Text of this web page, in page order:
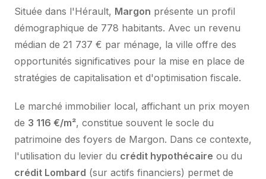
Située dans l'Hérault, Margon présente un profil
démographique de 778 habitants. Avec un revenu
médian de 21 737 € par ménage, la ville offre des
opportunités significatives pour la mise en place de
stratégies de capitalisation et d'optimisation fiscale.
Le marché immobilier local, affichant un prix moyen
de 3 116 €/m², constitue souvent le socle du
patrimoine des foyers de Margon. Dans ce contexte,
l'utilisation du levier du crédit hypothécaire ou du
crédit Lombard (sur actifs financiers) permet de